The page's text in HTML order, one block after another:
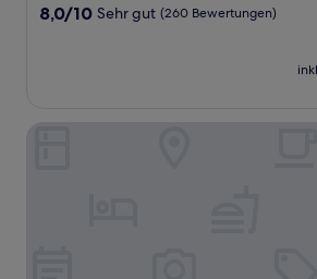
8.0
Bewertungen)
8,0/10 Sehr gut (260 Bewertungen)